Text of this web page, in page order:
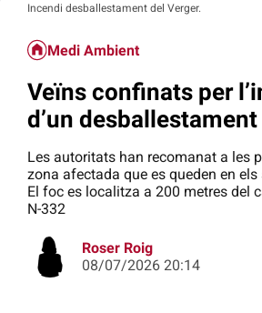
Incendi desballestament del Verger.
Medi Ambient
Veïns confinats per
d’un
Les autoritats han recomanat a les
zona afectada que es queden en
El foc es localitza a 200 metres del
N-332
Roser Roig
08/07/2026 20:14